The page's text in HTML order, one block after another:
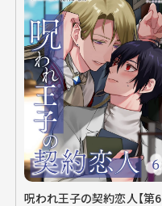
呪われ王子の契約恋人【第6